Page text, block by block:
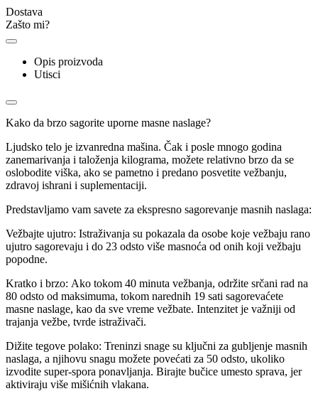
Dostava
Zašto mi?
Opis proizvoda
Utisci
Kako da brzo sagorite uporne masne naslage?
Ljudsko telo je izvanredna mašina. Čak i posle mnogo godina
zanemarivanja i taloženja kilograma, možete relativno brzo da se
oslobodite viška, ako se pametno i predano posvetite vežbanju,
zdravoj ishrani i suplementaciji.
Predstavljamo vam savete za ekspresno sagorevanje masnih naslaga:
Vežbajte ujutro: Istraživanja su pokazala da osobe koje vežbaju rano
ujutro sagorevaju i do 23 odsto više masnoća od onih koji vežbaju
popodne.
Kratko i brzo: Ako tokom 40 minuta vežbanja, održite srčani rad na
80 odsto od maksimuma, tokom narednih 19 sati sagorevaćete
masne naslage, kao da sve vreme vežbate. Intenzitet je važniji od
trajanja vežbe, tvrde istraživači.
Dižite tegove polako: Treninzi snage su ključni za gubljenje masnih
naslaga, a njihovu snagu možete povećati za 50 odsto, ukoliko
izvodite super-spora ponavljanja. Birajte bučice umesto sprava, jer
aktiviraju više mišićnih vlakana.